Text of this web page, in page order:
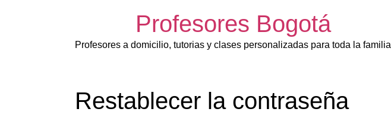
Profesores Bogotá
Profesores a domicilio, tutorias y clases personalizadas para toda la familia
Restablecer la contraseña